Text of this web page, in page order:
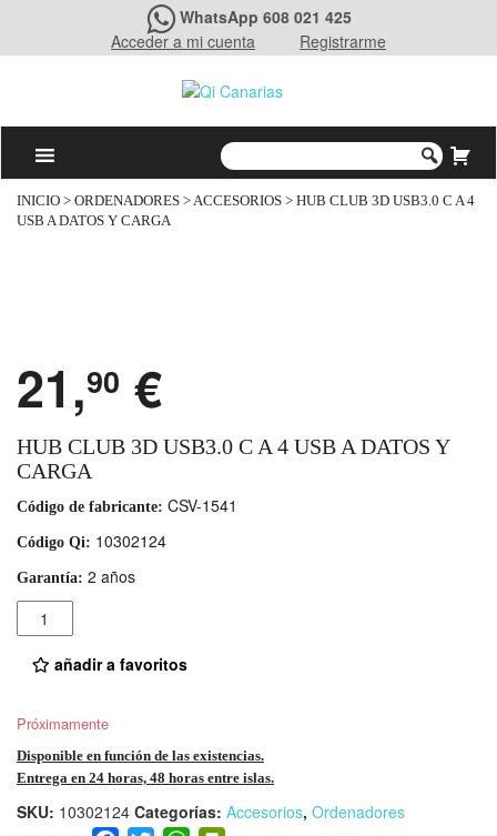
WhatsApp 608 021 425
Acceder a mi cuenta
Registrarme
INICIO > ORDENADORES >ACCESORIOS > HUB CLUB 3D USB3.0 C A 4
USB A DATOS Y CARGA
21,90 €
HUB CLUB 3D USB3.0 C A 4 USB A DATOS Y
CARGA
Código de fabricante: CSV-1541
Código Qi: 10302124
Garantía: 2 años
Cantidad
añadir a favoritos
Próximamente
Disponible en función de las existencias.
Entrega en 24 horas, 48 horas entre islas.
SKU: 10302124 Categorías: Accesorios, Ordenadores